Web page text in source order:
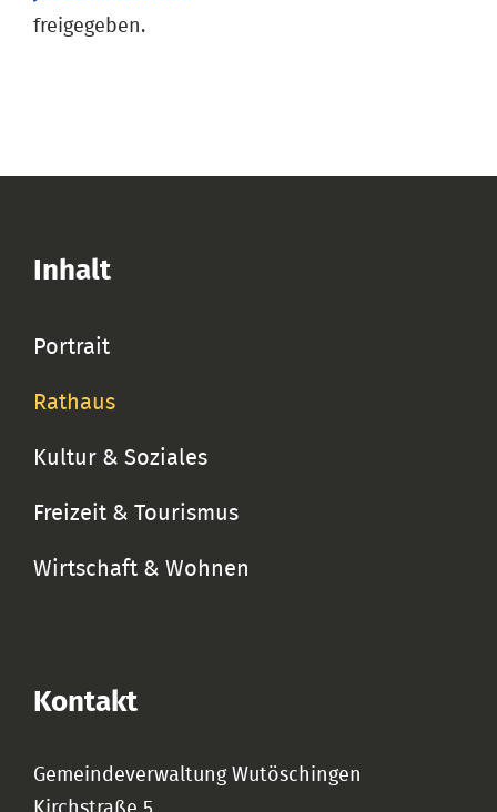
freigegeben.
Inhalt
Portrait
Rathaus
Kultur & Soziales
Freizeit & Tourismus
Wirtschaft & Wohnen
Kontakt
Gemeindeverwaltung Wutöschingen